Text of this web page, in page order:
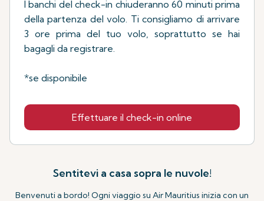
I banchi del check-in chiuderanno 60 minuti prima
della partenza del volo. Ti consigliamo di arrivare
3 ore prima del tuo volo, soprattutto se hai
bagagli da registrare.
*se disponibile
Effettuare il check-in online
Sentitevi a casa sopra le nuvole!
Benvenuti a bordo! Ogni viaggio su Air Mauritius inizia con un